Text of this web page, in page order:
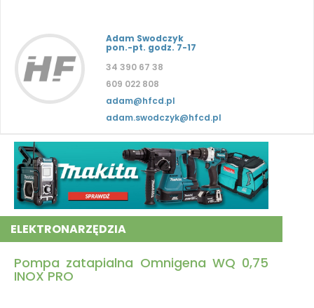
Adam Swodczyk
pon.-pt. godz. 7-17
34 390 67 38
609 022 808
adam@hfcd.pl
adam.swodczyk@hfcd.pl
ELEKTRONARZĘDZIA
Pompa zatapialna Omnigena WQ 0,75
INOX PRO